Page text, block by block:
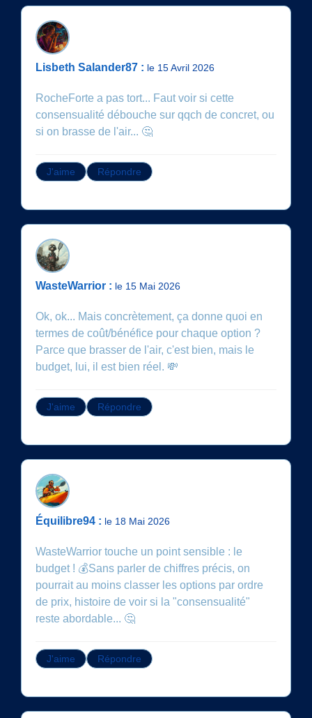
Lisbeth Salander87 : le 15 Avril 2026
RocheForte a pas tort... Faut voir si cette
consensualité débouche sur qqch de concret, ou
si on brasse de l'air... 🤔
J'aime Répondre
WasteWarrior : le 15 Mai 2026
Ok, ok... Mais concrètement, ça donne quoi en
termes de coût/bénéfice pour chaque option ?
Parce que brasser de l'air, c'est bien, mais le
budget, lui, il est bien réel. 💸
J'aime Répondre
Équilibre94 : le 18 Mai 2026
WasteWarrior touche un point sensible : le
budget ! 💰Sans parler de chiffres précis, on
pourrait au moins classer les options par ordre
de prix, histoire de voir si la "consensualité"
reste abordable... 🤔
J'aime Répondre